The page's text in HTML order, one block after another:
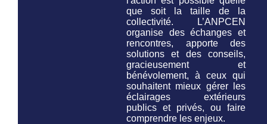
que soit la taille de la
collectivité. L’ANPCEN
organise des échanges et
rencontres, apporte des
solutions et des conseils,
gracieusement et
bénévolement, à ceux qui
souhaitent mieux gérer les
éclairages extérieurs
publics et privés, ou faire
comprendre les enjeux.